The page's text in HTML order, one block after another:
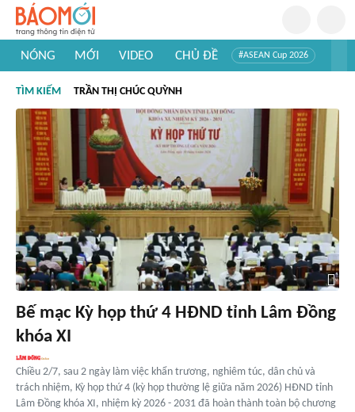
NÓNG MỚI VIDEO CHỦ ĐỀ #ASEAN Cup 2026
#Khám phá thế giới
TÌM KIẾM TRẦN THỊ CHÚC QUỲNH
Bế mạc Kỳ họp thứ 4 HĐND tỉnh Lâm Đồng
khóa XI
Chiều 2/7, sau 2 ngày làm việc khẩn trương, nghiêm túc, dân chủ và
trách nhiệm, Kỳ họp thứ 4 (kỳ họp thường lệ giữa năm 2026) HĐND tỉnh
Lâm Đồng khóa XI, nhiệm kỳ 2026 - 2031 đã hoàn thành toàn bộ chương